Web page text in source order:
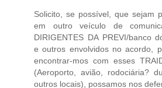
Solicito, se possível, que sejam
em outro veículo de
DIRIGENTES DA PREVI/banco
e outros envolvidos no acordo,
encontrar-mos com esses
(Aeroporto, avião, rodociária?
outros locais), possamos nos